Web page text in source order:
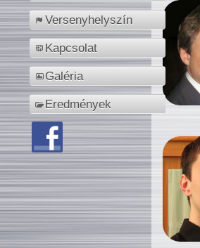
Versenyhelyszín
Kapcsolat
Galéria
Eredmények